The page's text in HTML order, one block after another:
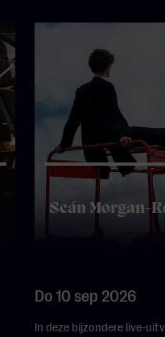
Seán Morgan-
Do 10 sep 2026
In deze bijzondere live-